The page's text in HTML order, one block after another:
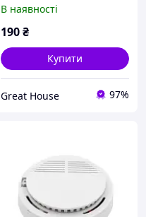
сигналізація 85дБ
В наявності
190₴
Купити
Great House 97%